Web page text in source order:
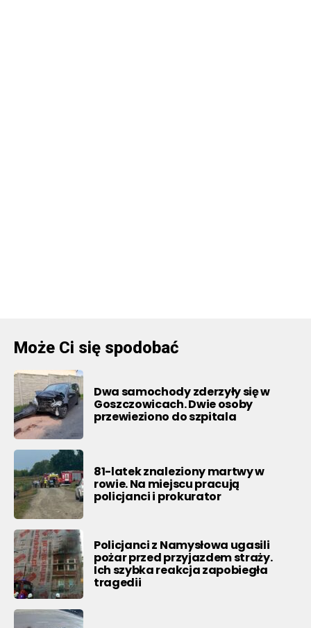
Może Ci się spodobać
Dwa samochody zderzyły się w
Goszczowicach. Dwie osoby
przewieziono do szpitala
81-latek znaleziony martwy w
rowie. Na miejscu pracują
policjanci i prokurator
Policjanci z Namysłowa ugasili
pożar przed przyjazdem straży.
Ich szybka reakcja zapobiegła
tragedii